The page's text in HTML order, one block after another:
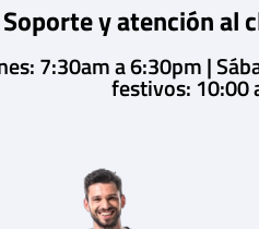
Soporte y atención al
7:30am a 6:30pm |
festivos: 10:00